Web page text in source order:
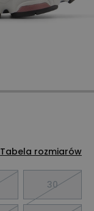
Tabela rozmiarów
30